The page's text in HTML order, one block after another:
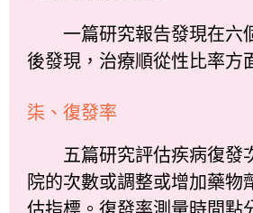
一篇研究報告發現在六
後發現，治療順從性比率方
柒、復發率
五篇研究評估疾病復發
院的次數或調整或增加藥物